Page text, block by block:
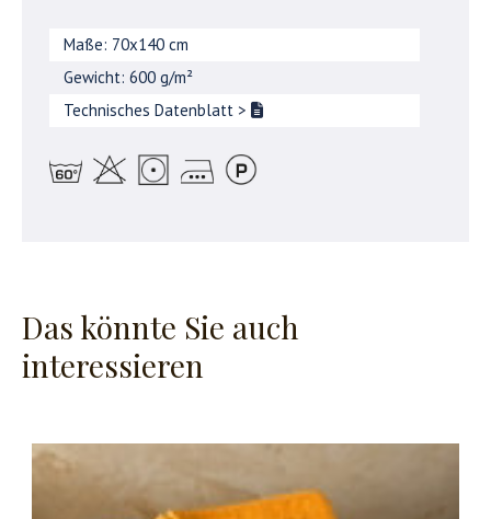
Maße: 70x140 cm
Gewicht: 600 g/m²
Technisches Datenblatt >
Das könnte Sie auch
interessieren